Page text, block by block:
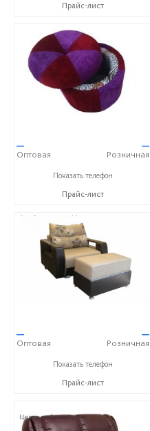
Прайс-лист
—
Оптовая
—
Розничная
+7 (910) 652-89-53 Александра
Показать телефон
Прайс-лист
—
Оптовая
—
Розничная
+7 (910) 652-89-53 Александра
Показать телефон
Прайс-лист